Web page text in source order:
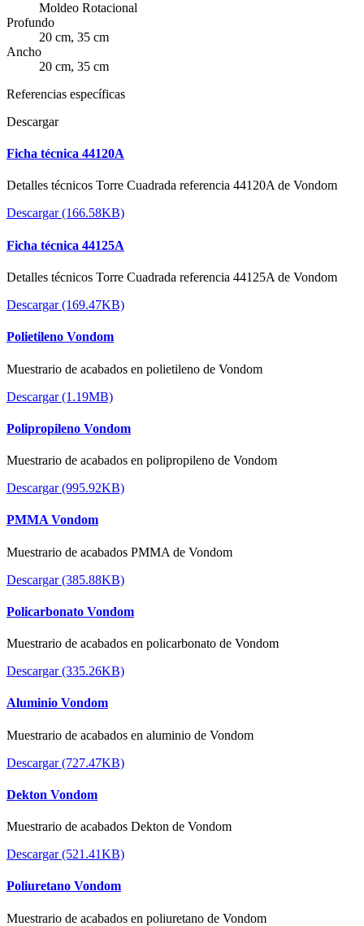
Moldeo Rotacional
Profundo
20 cm, 35 cm
Ancho
20 cm, 35 cm
Referencias específicas
Descargar
Ficha técnica 44120A
Detalles técnicos Torre Cuadrada referencia 44120A de Vondom
Descargar (166.58KB)
Ficha técnica 44125A
Detalles técnicos Torre Cuadrada referencia 44125A de Vondom
Descargar (169.47KB)
Polietileno Vondom
Muestrario de acabados en polietileno de Vondom
Descargar (1.19MB)
Polipropileno Vondom
Muestrario de acabados en polipropileno de Vondom
Descargar (995.92KB)
PMMA Vondom
Muestrario de acabados PMMA de Vondom
Descargar (385.88KB)
Policarbonato Vondom
Muestrario de acabados en policarbonato de Vondom
Descargar (335.26KB)
Aluminio Vondom
Muestrario de acabados en aluminio de Vondom
Descargar (727.47KB)
Dekton Vondom
Muestrario de acabados Dekton de Vondom
Descargar (521.41KB)
Poliuretano Vondom
Muestrario de acabados en poliuretano de Vondom